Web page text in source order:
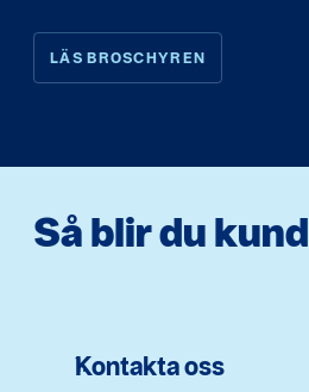
LÄS BROSCHYREN
Så blir du kund
Kontakta oss